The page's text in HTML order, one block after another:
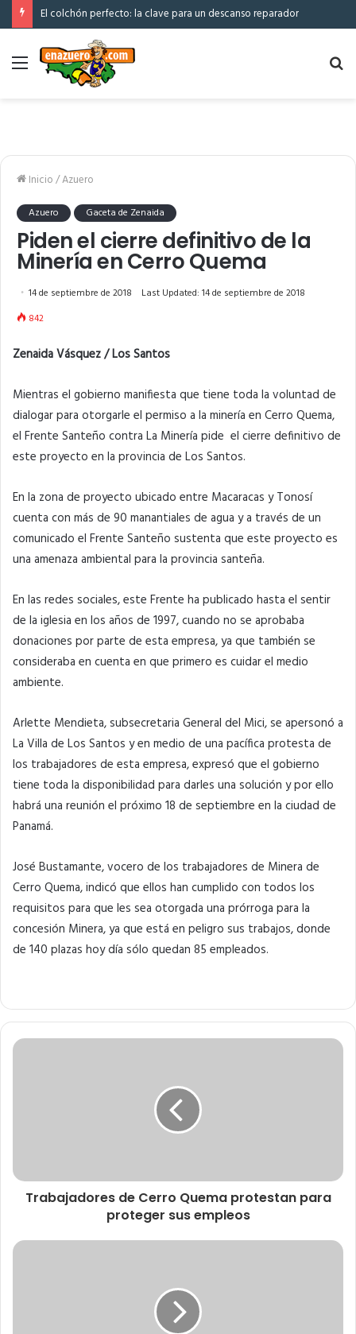
El colchón perfecto: la clave para un descanso reparador
Menú
Inicio/Azuero
Azuero Gaceta de Zenaida
Piden el cierre definitivo de la
Minería en Cerro Quema
14 de septiembre de 2018
Last Updated: 14 de septiembre de 2018
842
Zenaida Vásquez / Los Santos
Mientras el gobierno manifiesta que tiene toda la voluntad de
dialogar para otorgarle el permiso a la minería en Cerro Quema,
el Frente Santeño contra La Minería pide el cierre definitivo de
este proyecto en la provincia de Los Santos.
En la zona de proyecto ubicado entre Macaracas y Tonosí
cuenta con más de 90 manantiales de agua y a través de un
comunicado el Frente Santeño sustenta que este proyecto es
una amenaza ambiental para la provincia santeña.
En las redes sociales, este Frente ha publicado hasta el sentir
de la iglesia en los años de 1997, cuando no se aprobaba
donaciones por parte de esta empresa, ya que también se
consideraba en cuenta en que primero es cuidar el medio
ambiente.
Arlette Mendieta, subsecretaria General del Mici, se apersonó a
La Villa de Los Santos y en medio de una pacífica protesta de
los trabajadores de esta empresa, expresó que el gobierno
tiene toda la disponibilidad para darles una solución y por ello
habrá una reunión el próximo 18 de septiembre en la ciudad de
Panamá.
José Bustamante, vocero de los trabajadores de Minera de
Cerro Quema, indicó que ellos han cumplido con todos los
requisitos para que les sea otorgada una prórroga para la
concesión Minera, ya que está en peligro sus trabajos, donde
de 140 plazas hoy día sólo quedan 85 empleados.
Trabajadores de Cerro Quema protestan para
proteger sus empleos